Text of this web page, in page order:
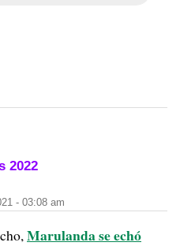
2022
- 03:08 am
Marulanda se echó